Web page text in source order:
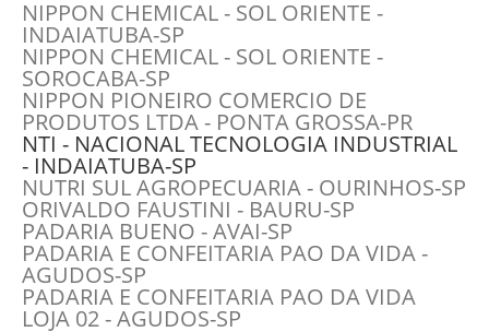
NIPPON CHEMICAL - SOL ORIENTE -
INDAIATUBA-SP
NIPPON CHEMICAL - SOL ORIENTE -
SOROCABA-SP
NIPPON PIONEIRO COMERCIO DE
PRODUTOS LTDA - PONTA GROSSA-PR
NTI - NACIONAL TECNOLOGIA INDUSTRIAL
- INDAIATUBA-SP
NUTRI SUL AGROPECUARIA - OURINHOS-SP
ORIVALDO FAUSTINI - BAURU-SP
PADARIA BUENO - AVAI-SP
PADARIA E CONFEITARIA PAO DA VIDA -
AGUDOS-SP
PADARIA E CONFEITARIA PAO DA VIDA
LOJA 02 - AGUDOS-SP